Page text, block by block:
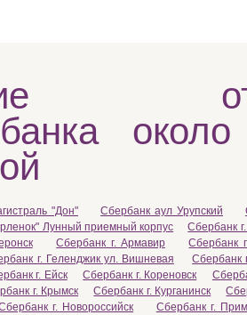
"Дон" Сбербанк аул Урупский
Лунный приемный корпус
Сбербанк
Сбербанк г. Армавир
Сбербанк
г. Геленджик ул. Вишневая
Сбербанк
г. Ейск Сбербанк г. Кореновск
г. Крымск Сбербанк г. Курганинск
г. Новороссийск
Сбербанк г.